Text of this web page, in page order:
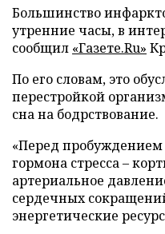
Большинство
утренние часы, в
сообщил «Газете.Ru»
По его словам, это
перестройкой
сна на бодрствование.
«Перед пробуждением
гормона стресса –
артериальное
сердечных
энергетические